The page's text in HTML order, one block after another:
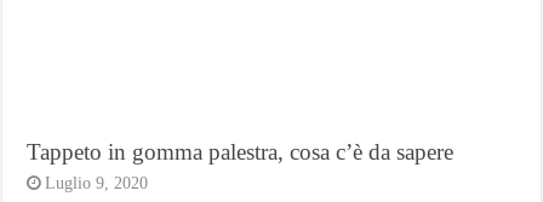
Tappeto in gomma palestra, cosa c’è da sapere
Luglio 9, 2020